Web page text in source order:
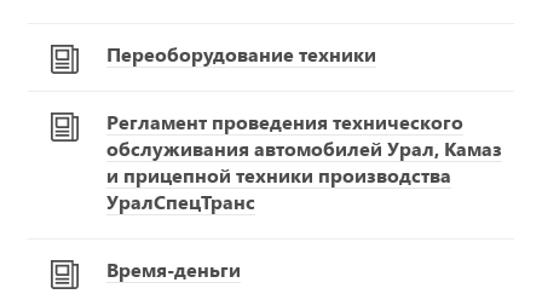
Переоборудование техники
Регламент проведения технического
обслуживания автомобилей Урал, Камаз
и прицепной техники производства
УралСпецТранс
Время-деньги